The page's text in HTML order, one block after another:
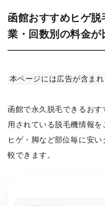
函館おすすめヒゲ
業・回数別の料金が
本ページには広告が含まれ
函館で永久脱毛できるお
用されている脱毛機情報
ヒゲ・脚など部位毎に安
較できます。